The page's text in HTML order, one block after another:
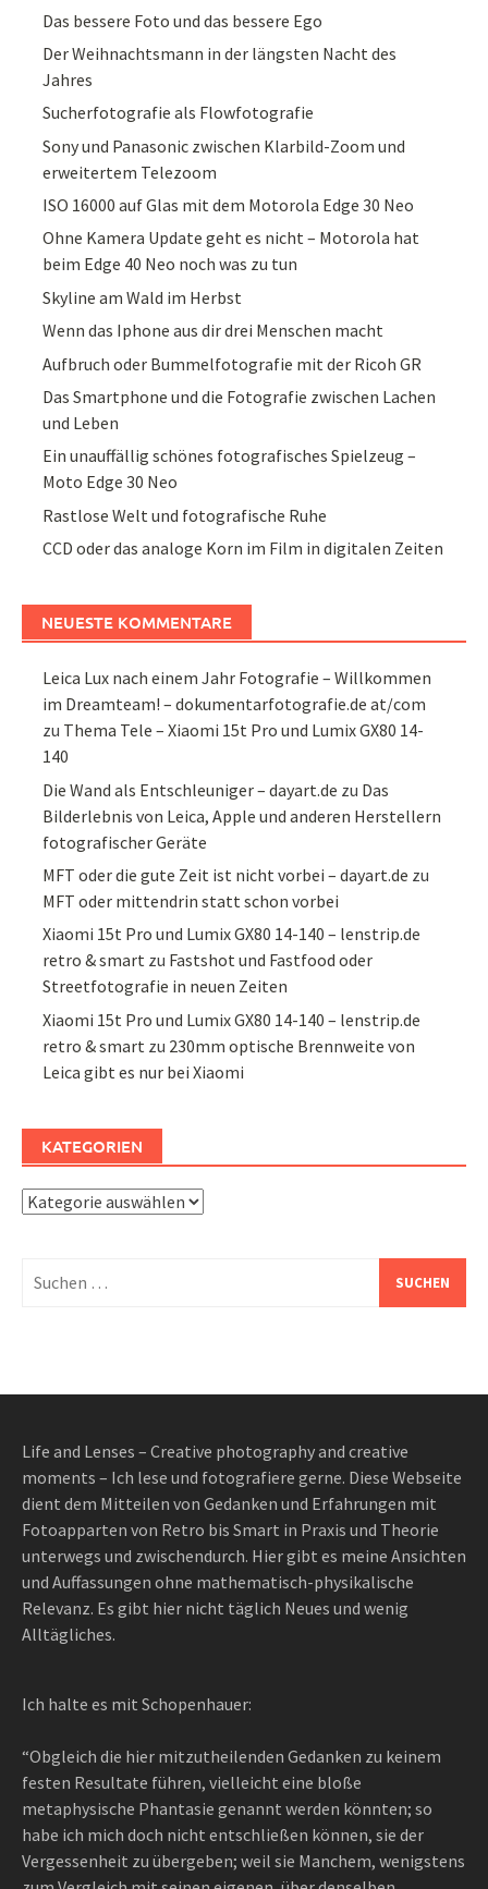
Das bessere Foto und das bessere Ego
Der Weihnachtsmann in der längsten Nacht des
Jahres
Sucherfotografie als Flowfotografie
Sony und Panasonic zwischen Klarbild-Zoom und
erweitertem Telezoom
ISO 16000 auf Glas mit dem Motorola Edge 30 Neo
Ohne Kamera Update geht es nicht – Motorola hat
beim Edge 40 Neo noch was zu tun
Skyline am Wald im Herbst
Wenn das Iphone aus dir drei Menschen macht
Aufbruch oder Bummelfotografie mit der Ricoh GR
Das Smartphone und die Fotografie zwischen Lachen
und Leben
Ein unauffällig schönes fotografisches Spielzeug –
Moto Edge 30 Neo
Rastlose Welt und fotografische Ruhe
CCD oder das analoge Korn im Film in digitalen Zeiten
NEUESTE KOMMENTARE
Leica Lux nach einem Jahr Fotografie – Willkommen
im Dreamteam! – dokumentarfotografie.de at/com
zu Thema Tele – Xiaomi 15t Pro und Lumix GX80 14-
140
Die Wand als Entschleuniger – dayart.de zu Das
Bilderlebnis von Leica, Apple und anderen Herstellern
fotografischer Geräte
MFT oder die gute Zeit ist nicht vorbei – dayart.de zu
MFT oder mittendrin statt schon vorbei
Xiaomi 15t Pro und Lumix GX80 14-140 – lenstrip.de
retro & smart zu Fastshot und Fastfood oder
Streetfotografie in neuen Zeiten
Xiaomi 15t Pro und Lumix GX80 14-140 – lenstrip.de
retro & smart zu 230mm optische Brennweite von
Leica gibt es nur bei Xiaomi
KATEGORIEN
Kategorien
nach:
Life and Lenses – Creative photography and creative
moments – Ich lese und fotografiere gerne. Diese Webseite
dient dem Mitteilen von Gedanken und Erfahrungen mit
Fotoapparten von Retro bis Smart in Praxis und Theorie
unterwegs und zwischendurch. Hier gibt es meine Ansichten
und Auffassungen ohne mathematisch-physikalische
Relevanz. Es gibt hier nicht täglich Neues und wenig
Alltägliches.
Ich halte es mit Schopenhauer:
“Obgleich die hier mitzutheilenden Gedanken zu keinem
festen Resultate führen, vielleicht eine bloße
metaphysische Phantasie genannt werden könnten; so
habe ich mich doch nicht entschließen können, sie der
Vergessenheit zu übergeben; weil sie Manchem, wenigstens